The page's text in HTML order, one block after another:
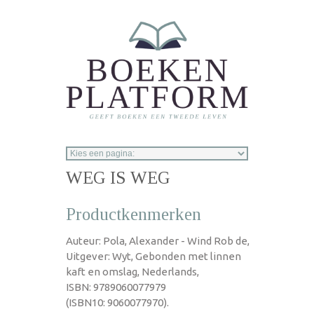
WEG IS WEG
Productkenmerken
Auteur: Pola, Alexander - Wind Rob de,
Uitgever: Wyt, Gebonden met linnen
kaft en omslag, Nederlands,
ISBN: 9789060077979
(ISBN10: 9060077970).